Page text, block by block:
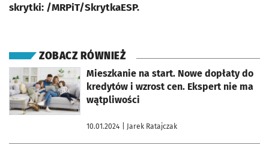
skrytki: /MRPiT/SkrytkaESP.
ZOBACZ RÓWNIEŻ
Mieszkanie na start. Nowe dopłaty do
kredytów i wzrost cen. Ekspert nie ma
wątpliwości
10.01.2024 | Jarek Ratajczak
otworzy się w nowej karcie